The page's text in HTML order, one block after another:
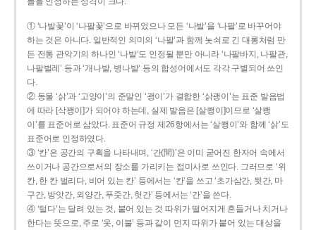
① ‘나발꽃’이 ‘나팔꽃’으로 바뀌었으나 모든 ‘나발’을 ‘나팔’로 바꾸어야
하는 것은 아니다. 일반적인 의미의 ‘나팔’과 함께 놋쇠로 긴 대롱처럼 만
든 전통 관악기의 하나인 ‘나발’도 인정될 뿐만 아니라 ‘나팔바지, 나팔관,
나팔벌레’ 등과 ‘개나발, 병나발’ 등의 합성어에서도 각각 구별되어 쓰인
다.
② 동물 ‘삵’과 ‘고양이’의 준말인 ‘괭이’가 결합한 ‘삵괭이’는 표준 발음법
에 따라 [삭꽹이]가 되어야 하는데, 실제 발음은 [살쾡이]이므로 ‘살쾡
이’를 표준어로 삼았다. 표준어 규정 제26항에서는 ‘살쾡이’와 함께 ‘삵’도
표준어로 인정하였다.
③ ‘칸’은 공간의 구획을 나타내며, ‘간(間)’은 이미 굳어진 한자어 속에서
쓰이거나 공간으로서의 장소를 가리키는 접미사로 쓰인다. 그러므로 ‘위
칸, 한 칸 벌리다, 비어 있는 칸’ 등에서는 ‘칸’을 쓰고 ‘초가삼간, 뒷간, 마
구간, 방앗간, 외양간, 푸줏간, 헛간’ 등에서는 ‘간’을 쓴다.
④ ‘털다’는 달려 있는 것, 붙어 있는 것 따위가 떨어지게 흔들거나 치거나
한다는 뜻으로, 주로 ‘옷, 이불’ 등과 같이 먼지 따위가 붙어 있는 대상을